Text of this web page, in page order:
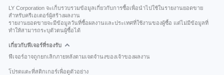
LY Corporation จะเก็บรวบรวมข้อมูลเกี่ยวกับการซื้อเพื่อนำไปใช้ในรายงานยอดขาย
สำหรับครีเอเตอร์ผู้สร้างผลงาน
รายงานยอดขายจะมีข้อมูลวันที่ซื้อผลงานและประเทศที่ใช้งานของผู้ซื้อ แต่ไม่มีข้อมูลที่
ทำให้สามารถระบุตัวตนผู้ซื้อได้
เกี่ยวกับฟีเจอร์ที่รองรับ
ฟีเจอร์อาจถูกยกเลิกภายหลังตามเจตจำนงของเจ้าของผลงาน
โปรดแตะที่สติกเกอร์เพื่อดูตัวอย่าง